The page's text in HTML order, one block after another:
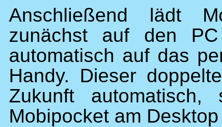
Anschließend lädt
zunächst auf den
automatisch auf das
Handy. Dieser
Zukunft
Mobipocket am